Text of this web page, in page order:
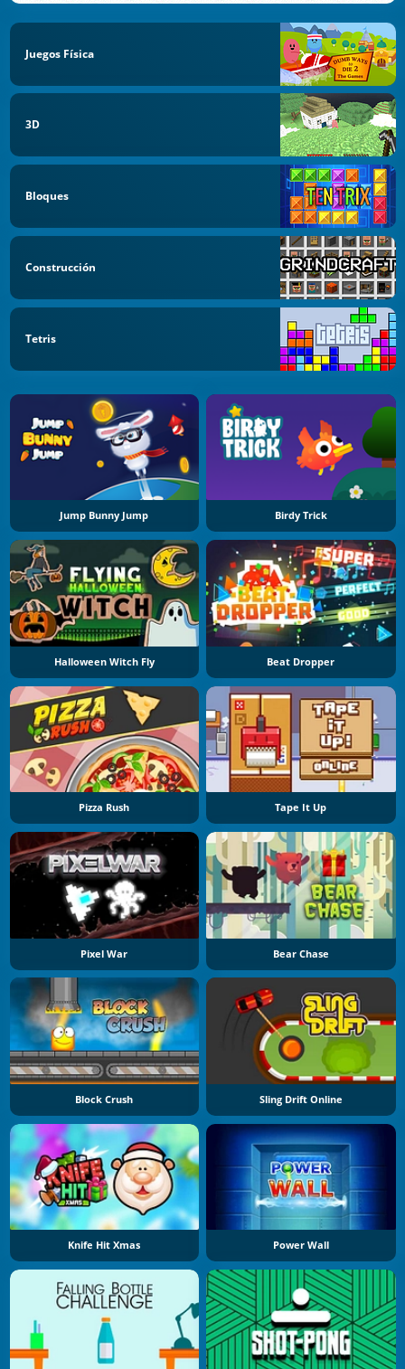
Juegos Física
3D
Bloques
Construcción
Tetris
Jump Bunny Jump Birdy Trick
Halloween Witch Fly Beat Dropper
Pizza Rush Tape It Up
Pixel War Bear Chase
Block Crush Sling Drift Online
Knife Hit Xmas Power Wall